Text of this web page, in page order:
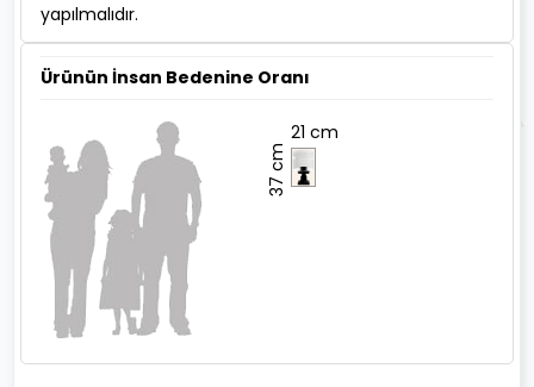
yapılmalıdır.
Ürünün İnsan Bedenine Oranı
21 cm
37 cm